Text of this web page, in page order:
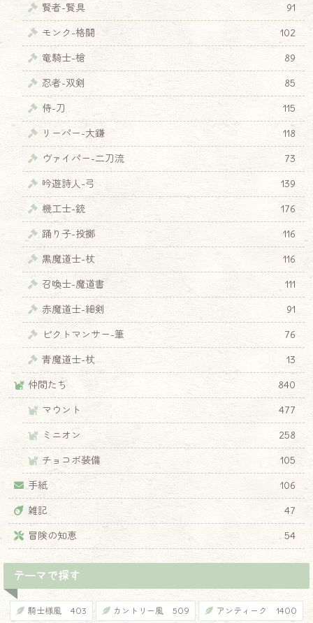
賢者-賢具
91
モンク-格闘
102
竜騎士-槍
89
忍者-双剣
85
侍-刀
115
リーパー-大鎌
118
ヴァイパー-二刀流
73
吟遊詩人-弓
139
機工士-銃
176
踊り子-投擲
116
黒魔道士-杖
116
召喚士-魔道書
111
赤魔道士-細剣
91
ピクトマンサー-筆
76
青魔道士-杖
13
仲間たち
840
マウント
477
ミニオン
258
チョコボ装備
105
手紙
106
雑記
47
冒険の知恵
54
テーマで探す
騎士様風 403 カントリー風 509 アンティーク 1400